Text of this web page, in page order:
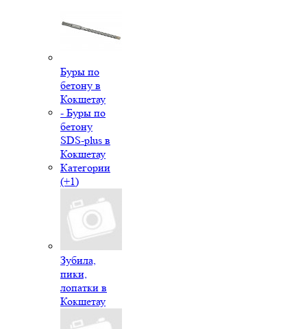
Буры по
бетону в
Кокшетау
- Буры по
бетону
SDS-plus в
Кокшетау
Категории
(+1)
Зубила,
пики,
лопатки в
Кокшетау